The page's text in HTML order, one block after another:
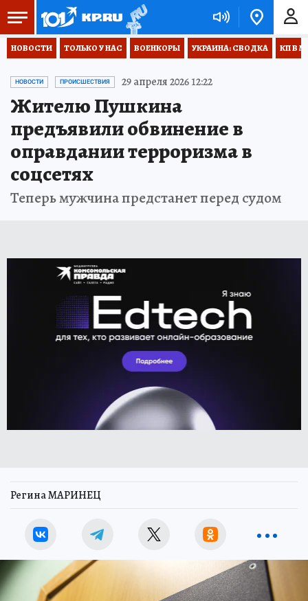
НОВОСТИ ТОЛЬКО У НАС ВОЕНКОРЫ УКРАИНА: СВОДКА КП В
НОВОСТИ ПРОИСШЕСТВИЯ 29 апреля 2026 12:22
Жителю Пушкина
предъявили обвинение в
оправдании терроризма в
соцсетях
Теперь мужчина предстанет перед судом
Регина МАРИНЕЦ